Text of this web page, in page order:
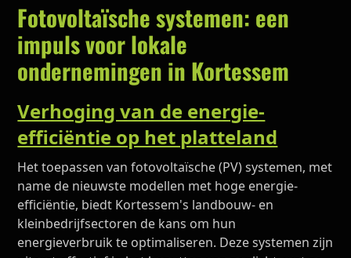
Fotovoltaïsche systemen: een
impuls voor lokale
ondernemingen in Kortessem
Verhoging van de energie-
efficiëntie op het platteland
Het toepassen van fotovoltaïsche (PV) systemen, met
name de nieuwste modellen met hoge energie-
efficiëntie, biedt Kortessem's landbouw- en
kleinbedrijfsectoren de kans om hun
energieverbruik te optimaliseren. Deze systemen zijn